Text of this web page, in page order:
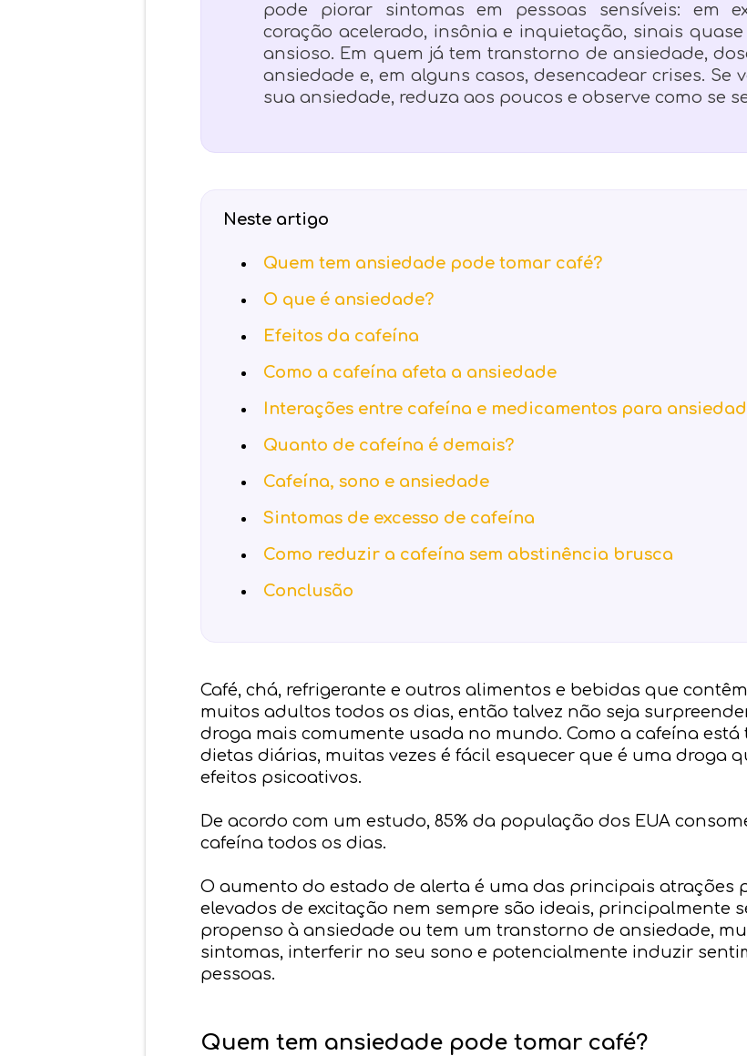
pode piorar sintomas em pessoas sensíveis: em
coração acelerado, insônia e inquietação, sinais
ansioso. Em quem já tem transtorno de ansiedade,
ansiedade e, em alguns casos, desencadear crises. Se
sua ansiedade, reduza aos poucos e observe como se
Neste artigo
Quem tem ansiedade pode tomar café?
O que é ansiedade?
Efeitos da cafeína
Como a cafeína afeta a ansiedade
Interações entre cafeína e medicamentos para
Quanto de cafeína é demais?
Cafeína, sono e ansiedade
Sintomas de excesso de cafeína
Como reduzir a cafeína sem abstinência brusca
Conclusão
Café, chá, refrigerante e outros alimentos e bebidas que
muitos adultos todos os dias, então talvez não seja
droga mais comumente usada no mundo. Como a cafeína
dietas diárias, muitas vezes é fácil esquecer que é uma droga
efeitos psicoativos.
De acordo com um estudo, 85% da população dos EUA
cafeína todos os dias.
O aumento do estado de alerta é uma das principais atrações
elevados de excitação nem sempre são ideais, principalmente
propenso à ansiedade ou tem um transtorno de ansiedade,
sintomas, interferir no seu sono e potencialmente induzir
pessoas.
Quem tem ansiedade pode tomar café?